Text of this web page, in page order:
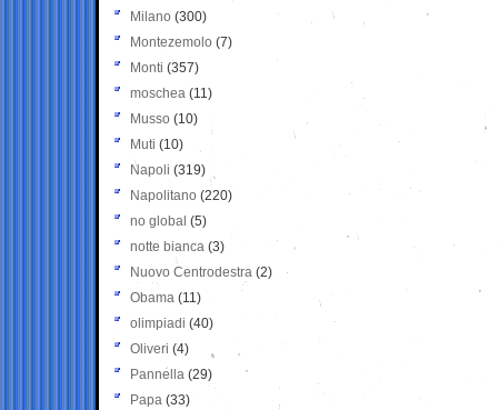
Milano (300)
Montezemolo (7)
Monti (357)
moschea (11)
Musso (10)
Muti (10)
Napoli (319)
Napolitano (220)
no global (5)
notte bianca (3)
Nuovo Centrodestra (2)
Obama (11)
olimpiadi (40)
Oliveri (4)
Pannella (29)
Papa (33)